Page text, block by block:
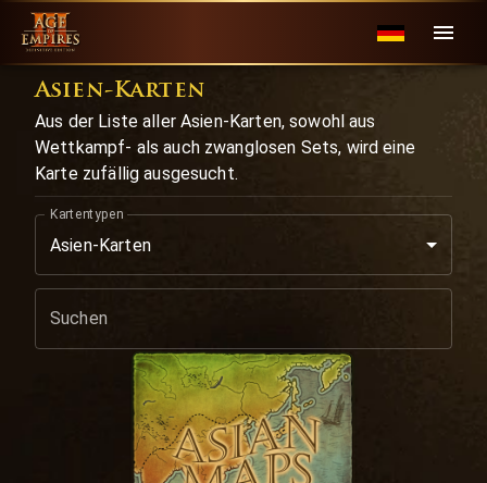
Asien-Karten
Aus der Liste aller Asien-Karten, sowohl aus
Wettkampf- als auch zwanglosen Sets, wird eine
Karte zufällig ausgesucht.
Kartentypen
Asien-Karten
Suchen